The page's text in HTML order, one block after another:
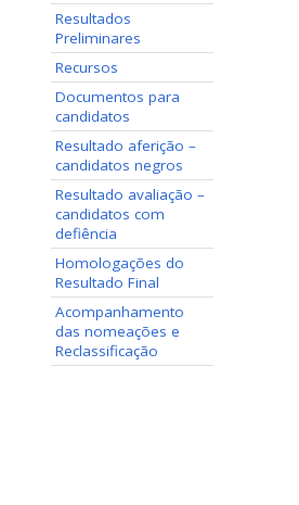
Resultados
Preliminares
Recursos
Documentos para
candidatos
Resultado aferição –
candidatos negros
Resultado avaliação –
candidatos com
defiência
Homologações do
Resultado Final
Acompanhamento
das nomeações e
Reclassificação